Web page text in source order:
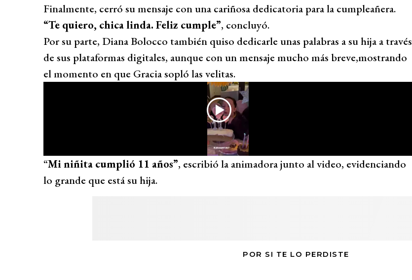
Finalmente, cerró su mensaje con una cariñosa dedicatoria para la cumpleañera.
“Te quiero, chica linda. Feliz cumple”, concluyó.
Por su parte, Diana Bolocco también quiso dedicarle unas palabras a su hija a través
de sus plataformas digitales, aunque con un mensaje mucho más breve,mostrando
el momento en que Gracia sopló las velitas.
“Mi niñita cumplió 11 años”, escribió la animadora junto al video, evidenciando
lo grande que está su hija.
POR SI TE LO PERDISTE